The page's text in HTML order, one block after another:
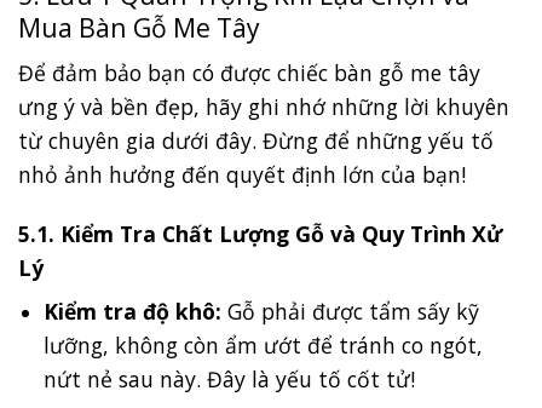
Mua Bàn Gỗ Me Tây
Để đảm bảo bạn có được chiếc bàn gỗ me tây
ưng ý và bền đẹp, hãy ghi nhớ những lời khuyên
từ chuyên gia dưới đây. Đừng để những yếu tố
nhỏ ảnh hưởng đến quyết định lớn của bạn!
5.1. Kiểm Tra Chất Lượng Gỗ và Quy Trình Xử
Lý
Kiểm tra độ khô: Gỗ phải được tẩm sấy kỹ
lưỡng, không còn ẩm ướt để tránh co ngót,
nứt nẻ sau này. Đây là yếu tố cốt tử!